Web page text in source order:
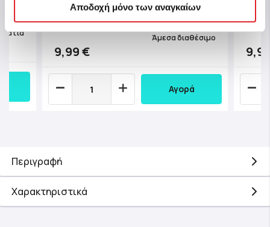
Αποδοχή μόνο των αναγκαίων
Κωδ.: 1220-35537
9,99 €
Άμεσα διαθέσιμο
Αγορά
Κωδ.:
Περιγραφή
Χαρακτηριστικά